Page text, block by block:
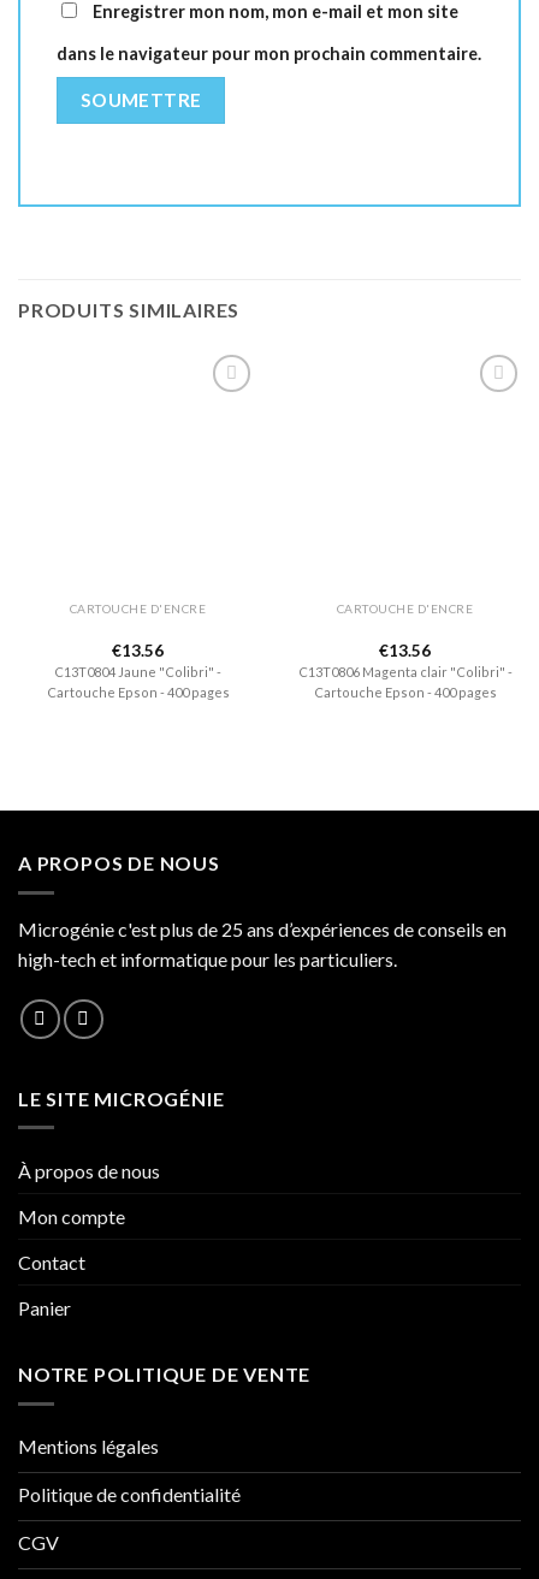
Enregistrer mon nom, mon e-mail et mon site
dans le navigateur pour mon prochain commentaire.
PRODUITS SIMILAIRES
CARTOUCHE D'ENCRE
€13.56
C13T0804 Jaune "Colibri" -
Cartouche Epson - 400 pages
CARTOUCHE D'ENCRE
€13.56
C13T0806 Magenta clair "Colibri" -
Cartouche Epson - 400 pages
A PROPOS DE NOUS
Microgénie c'est plus de 25 ans d’expériences de conseils en
high-tech et informatique pour les particuliers.
LE SITE MICROGÉNIE
À propos de nous
Mon compte
Contact
Panier
NOTRE POLITIQUE DE VENTE
Mentions légales
Politique de confidentialité
CGV